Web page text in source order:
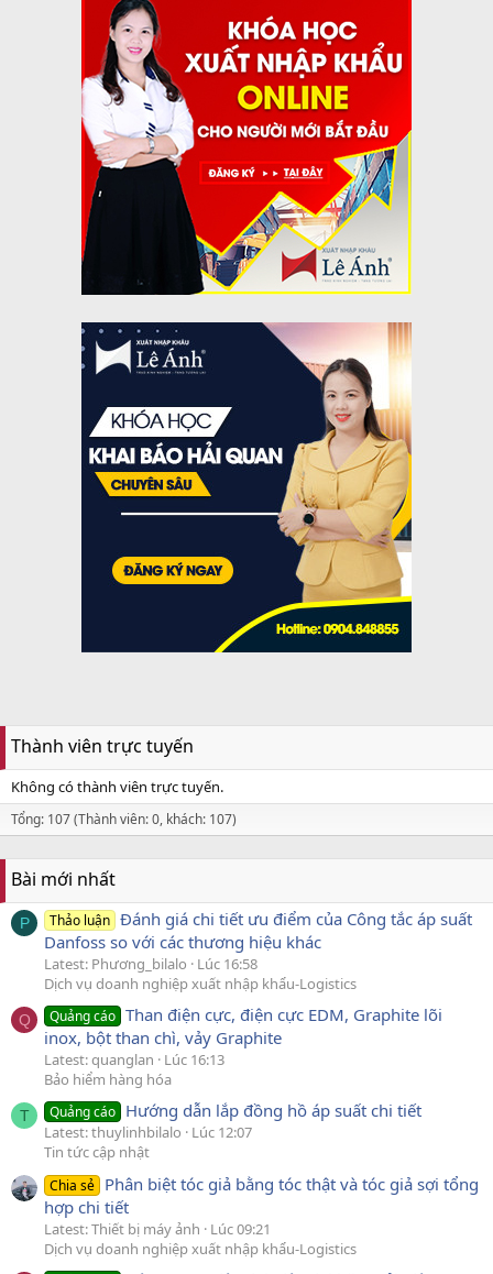
Thành viên trực tuyến
Không có thành viên trực tuyến.
Tổng: 107 (Thành viên: 0, khách: 107)
Bài mới nhất
P Thảo luận Đánh giá chi tiết ưu điểm của Công tắc áp suất
Danfoss so với các thương hiệu khác
Latest: Phương_bilalo
Lúc 16:58
Dịch vụ doanh nghiệp xuất nhập khẩu-Logistics
Q Quảng cáo Than điện cực, điện cực EDM, Graphite lõi
inox, bột than chì, vảy Graphite
Latest: quanglan
Lúc 16:13
Bảo hiểm hàng hóa
T Quảng cáo Hướng dẫn lắp đồng hồ áp suất chi tiết
Latest: thuylinhbilalo
Lúc 12:07
Tin tức cập nhật
Chia sẻ Phân biệt tóc giả bằng tóc thật và tóc giả sợi tổng
hợp chi tiết
Latest: Thiết bị máy ảnh
Lúc 09:21
Dịch vụ doanh nghiệp xuất nhập khẩu-Logistics